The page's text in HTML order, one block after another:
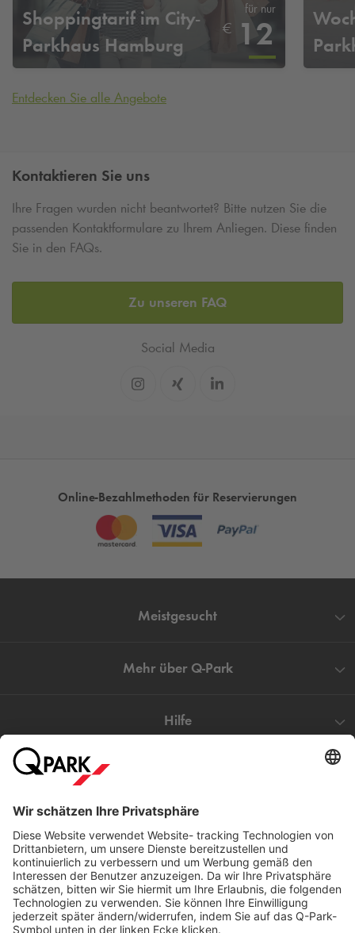
Shoppingtarif im City-
Parkhaus Hamburg
für nur
€ 12
Entdecken Sie alle Angebote
Kontaktieren Sie uns
Ihre Fragen wurden nicht beantwortet? Bitte nutzen Sie die
passenden Kontaktformulare zu Ihrem Anliegen. Diese finden
Sie in den FAQs.
Zu unseren FAQ
Social Media
Online-Bezahlmethoden für Reservierungen
Meistgesucht
Mehr über Q-Park
Hilfe
Download